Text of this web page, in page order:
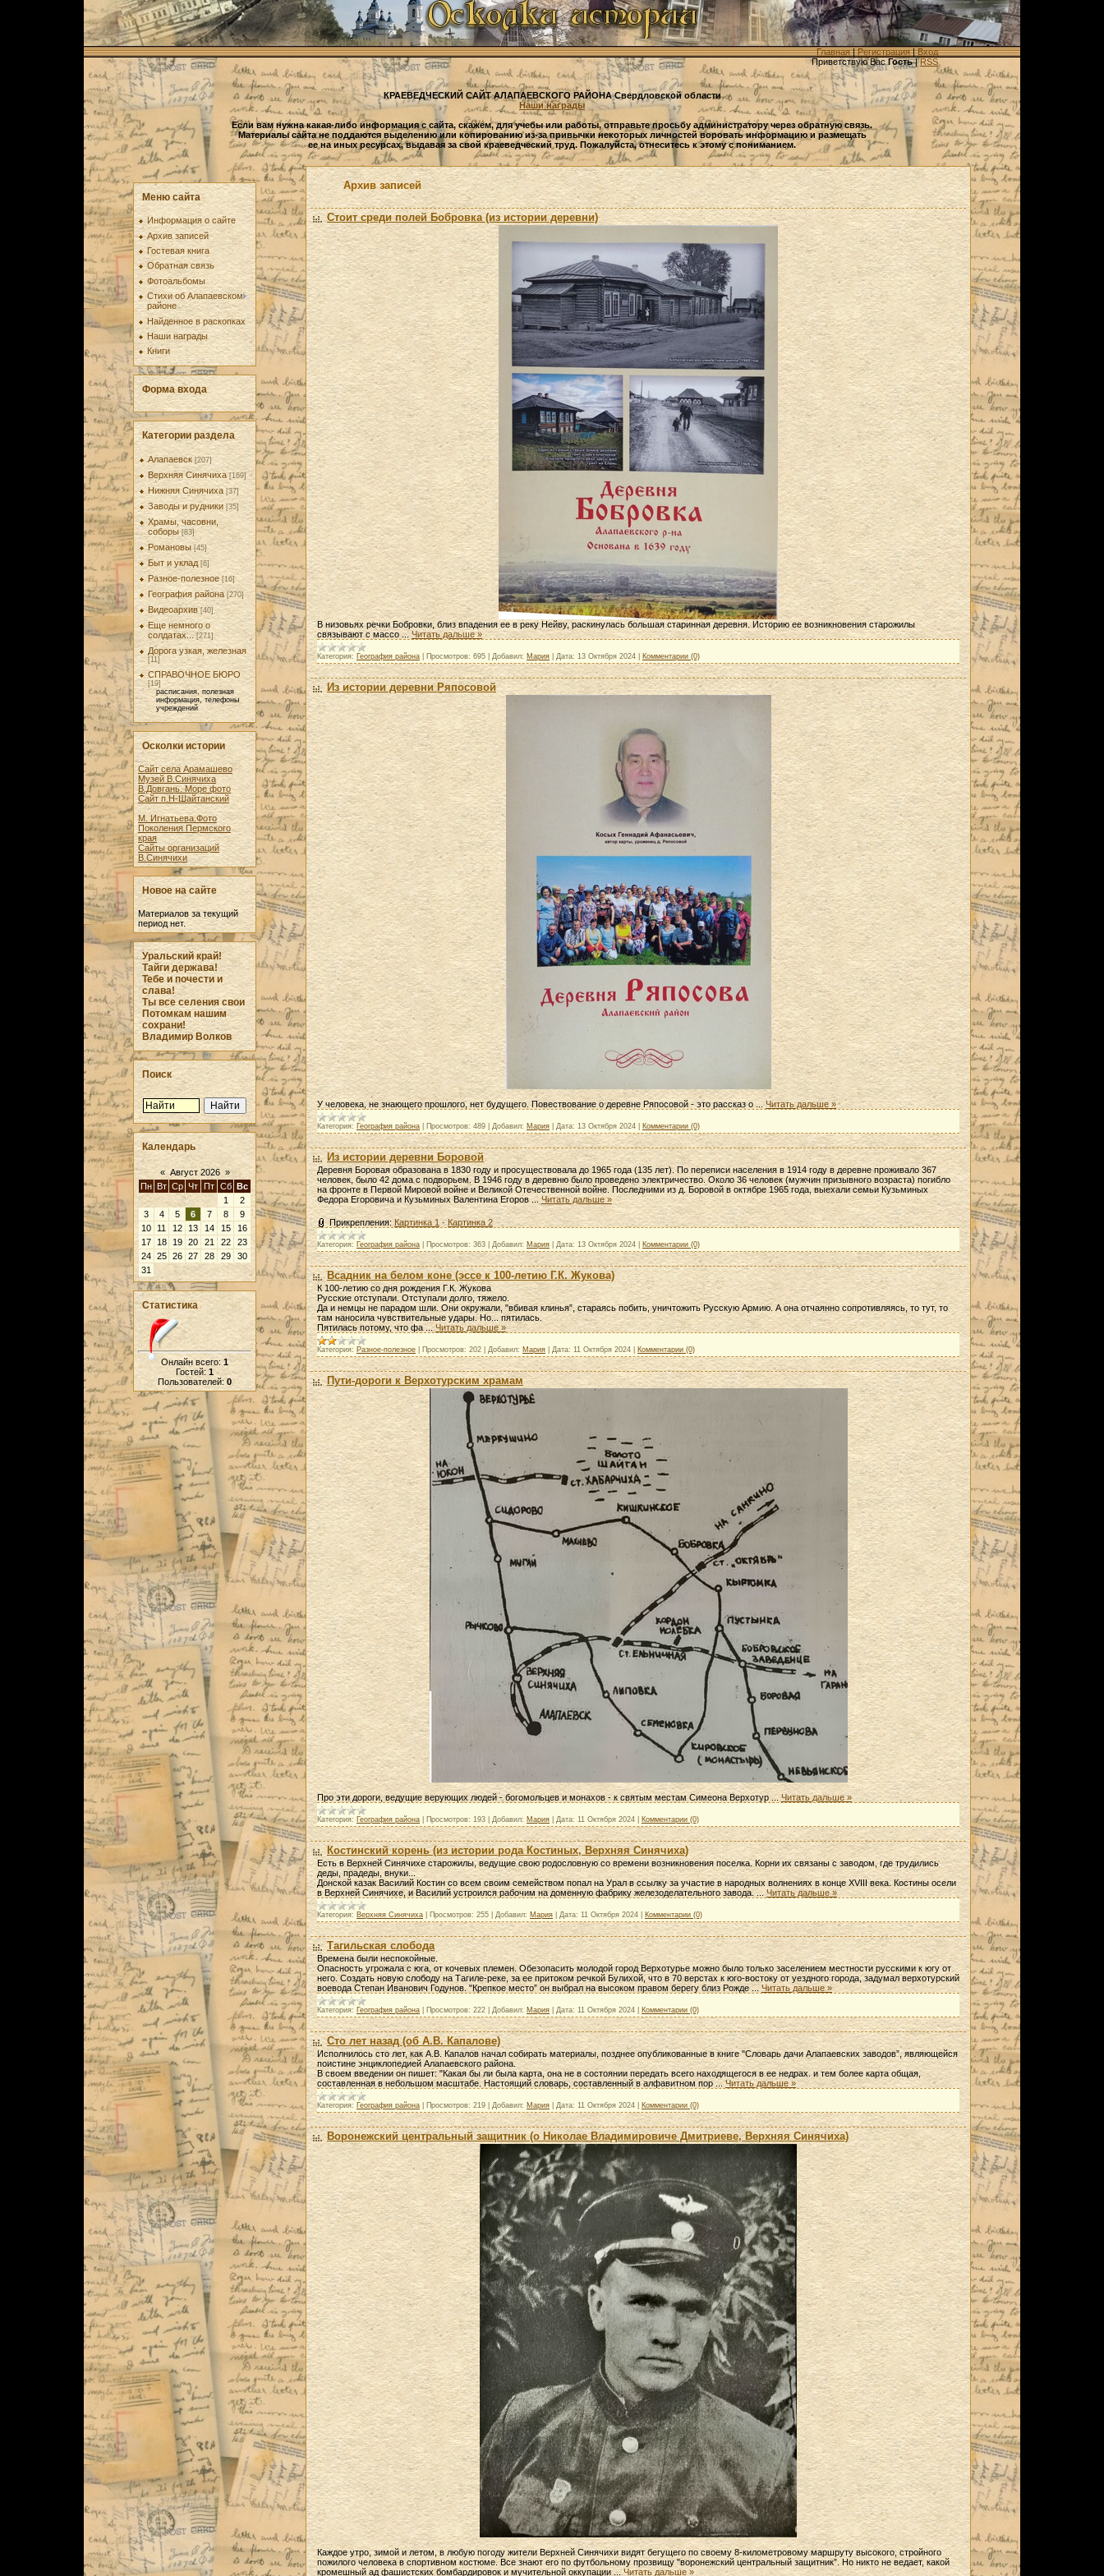
Главная|Регистрация|Вход
Приветствую Вас Гость|RSS
КРАЕВЕДЧЕСКИЙ САЙТ АЛАПАЕВСКОГО РАЙОНА Свердловской области
Наши награды
Если вам нужна какая-либо информация с сайта, скажем, для учебы или работы, отправьте просьбу администратору через обратную связь.
Материалы сайта не поддаются выделению или копированию из-за привычки некоторых личностей воровать информацию и размещать
ее на иных ресурсах, выдавая за свой краеведческий труд. Пожалуйста, отнеситесь к этому с пониманием.
Меню сайта
Информация о сайте
Архив записей
Гостевая книга
Обратная связь
Фотоальбомы
Стихи об Алапаевском
районе
Найденное в раскопках
Наши награды
Книги
Форма входа
Категории раздела
Алапаевск [207]
Верхняя Синячиха [169]
Нижняя Синячиха [37]
Заводы и рудники [35]
Храмы, часовни,
соборы [83]
Романовы [45]
Быт и уклад [6]
Разное-полезное [16]
География района [270]
Видеоархив [40]
Еще немного о
солдатах...
[271]
Дорога узкая, железная
[11]
СПРАВОЧНОЕ БЮРО
[19]
расписания, полезная
информация, телефоны
учреждений
Осколки истории
Сайт села Арамашево
Музей В.Синячиха
В.Довгань. Море фото
Сайт п.Н-Шайтанский
М. Игнатьева.Фото
Поколения Пермского
края
Сайты организаций
В.Синячихи
Новое на сайте
Материалов за текущий
период нет.
Уральский край!
Тайги держава!
Тебе и почести и
слава!
Ты все селения свои
Потомкам нашим
сохрани!
Владимир Волков
Поиск
Календарь
« Август 2026 »
Пн
Вт Ср Чт Пт Сб
Вс
1
2
3
4 5 6 7 8
9
10
11 12 13 14 15
16
17
18 19 20 21 22
23
24 25 26 27 28 29
30
31
Статистика
Онлайн всего:1
Гостей: 1
Пользователей:0
Архив записей
Стоит среди полей Бобровка (из истории деревни)
В низовьях речки Бобровки, близ впадения ее в реку Нейву, раскинулась большая старинная деревня. Историю ее возникновения старожилы
связывают с массо...Читать дальше »
Категория: География района Просмотров: 695 Добавил: Мария Дата: 13 Октября 2024 Комментарии (0)
Из истории деревни Ряпосовой
У человека, не знающего прошлого, нет будущего. Повествование о деревне Ряпосовой - это рассказ о ...Читать дальше »
Категория: География района Просмотров: 489 Добавил: Мария Дата: 13 Октября 2024 Комментарии (0)
Из истории деревни Боровой
Деревня Боровая образована в 1830 году и просуществовала до 1965 года (135 лет). По переписи населения в 1914 году в деревне проживало 367
человек, было 42 дома с подворьем. В 1946 году в деревню было проведено электричество. Около 36 человек (мужчин призывного возраста) погибло
на фронте в Первой Мировой войне и Великой Отечественной войне. Последними из д. Боровой в октябре 1965 года, выехали семьи Кузьминых
Федора Егоровича и Кузьминых Валентина Егоров ...Читать дальше »
Прикрепления: Картинка 1 ·Картинка 2
Категория: География района Просмотров: 363 Добавил: Мария Дата: 13 Октября 2024 Комментарии (0)
Всадник на белом коне (эссе к 100-летию Г.К. Жукова)
К 100-летию со дня рождения Г.К. Жукова
Русские отступали. Отступали долго, тяжело.
Да и немцы не парадом шли. Они окружали, "вбивая клинья”, стараясь побить, уничтожить Русскую Армию. А она отчаянно сопротивляясь, то тут, то
там наносила чувствительные удары. Но... пятилась.
Пятилась потому, что фа...Читать дальше »
Категория: Разное-полезное Просмотров: 202 Добавил: Мария Дата: 11 Октября 2024 Комментарии (0)
Пути-дороги к Верхотурским храмам
Про эти дороги, ведущие верующих людей - богомольцев и монахов - к святым местам Симеона Верхотур...Читать дальше »
Категория: География района Просмотров: 193 Добавил: Мария Дата: 11 Октября 2024 Комментарии (0)
Костинский корень (из истории рода Костиных, Верхняя Синячиха)
Есть в Верхней Синячихе старожилы, ведущие свою родословную со времени возникновения поселка. Корни их связаны с заводом, где трудились
деды, прадеды, внуки...
Донской казак Василий Костин со всем своим семейством попал на Урал в ссылку за участие в народных волнениях в конце XVIII века. Костины осели
в Верхней Синячихе, и Василий устроился рабочим на доменную фабрику железоделательного завода. ...Читать дальше »
Категория: Верхняя Синячиха Просмотров: 255 Добавил: Мария Дата: 11 Октября 2024 Комментарии (0)
Тагильская слобода
Времена были неспокойные.
Опасность угрожала с юга, от кочевых племен. Обезопасить молодой город Верхотурье можно было только заселением местности русскими к югу от
него. Создать новую слободу на Тагиле-реке, за ее притоком речкой Булихой, что в 70 верстах к юго-востоку от уездного города, задумал верхотурский
воевода Степан Иванович Годунов. "Крепкое место” он выбрал на высоком правом берегу близ Рожде ... Читать дальше »
Категория: География района Просмотров: 222 Добавил: Мария Дата: 11 Октября 2024 Комментарии (0)
Сто лет назад (об А.В. Капалове)
Исполнилось сто лет, как А.В. Капалов начал собирать материалы, позднее опубликованные в книге "Словарь дачи Алапаевских заводов”, являющейся
поистине энциклопедией Алапаевского района.
В своем введении он пишет: "Какая бы ли была карта, она не в состоянии передать всего находящегося в ее недрах. и тем более карта общая,
составленная в небольшом масштабе. Настоящий словарь, составленный в алфавитном пор...Читать дальше »
Категория: География района Просмотров: 219 Добавил: Мария Дата: 11 Октября 2024 Комментарии (0)
Воронежский центральный защитник (о Николае Владимировиче Дмитриеве, Верхняя Синячиха)
Каждое утро, зимой и летом, в любую погоду жители Верхней Синячихи видят бегущего по своему 8-километровому маршруту высокого, стройного
пожилого человека в спортивном костюме. Все знают его по футбольному прозвищу "воронежский центральный защитник”. Но никто не ведает, какой
кромешный ад фашистских бомбардировок и мучительной оккупации ...Читать дальше »